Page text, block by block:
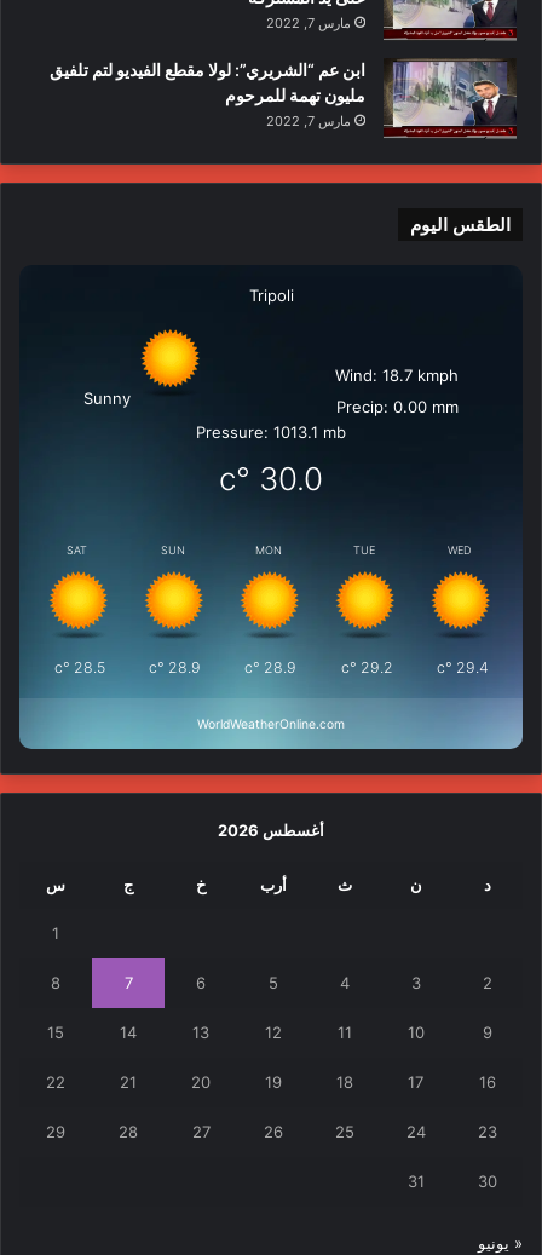
إسرائيل منذ السابع من أكتوبر/ تشرين الأول الماضي، على قطاع
غزة.
أمريكا إبادة جماعية الأراضي المحتلة
الإحتلال الإسرائيلي
مارس 7, 2022
ابن عم “الشريري”: لولا مقطع الفيديو لتم تلفيق
مليون تهمة للمرحوم
مارس 7, 2022
الطقس اليوم
Tripoli
Sunny
Wind: 18.7 kmph
Precip: 0.00 mm
Pressure: 1013.1 mb
30.0
°c
SAT
28.5
°c
SUN
28.9
°c
MON
28.9
°c
TUE
29.2
°c
WED
29.4
°c
WorldWeatherOnline.com
أغسطس 2026
د ن ث أرب خ ج س
1
2
3
4
5
6
7
8
9
10
11
12
13
14
15
16
17
18
19
20
21
22
23
24
25
26
27
28
29
30
31
« يونيو